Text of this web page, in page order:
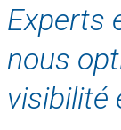
Experts
nous
visibilité